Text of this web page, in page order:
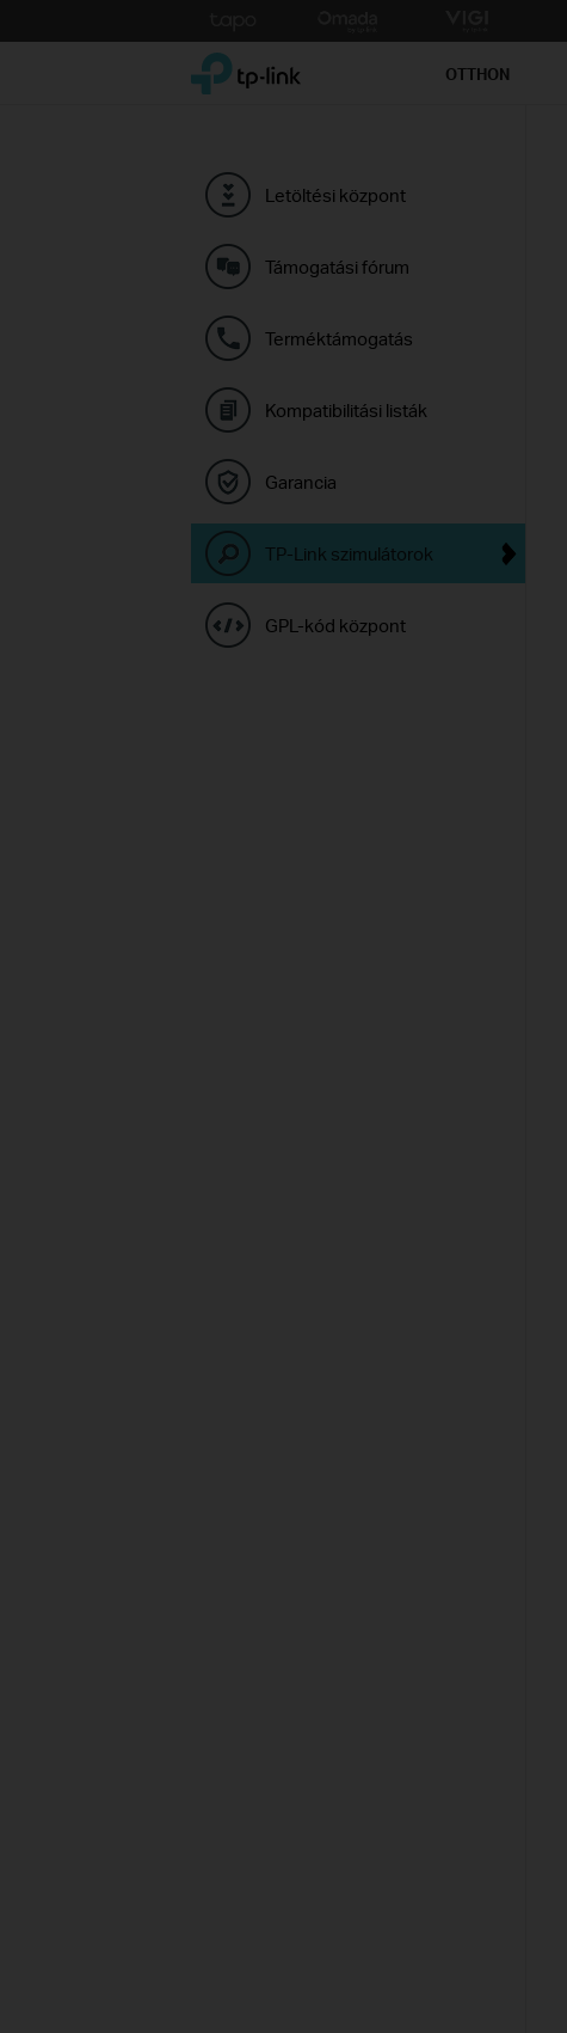
to
TP-Link, Reliably Smart OTTHON
Letöltési központ
Támogatási fórum
Terméktámogatás
Kompatibilitási listák
Garancia
TP-Link szimulátorok
GPL-kód központ